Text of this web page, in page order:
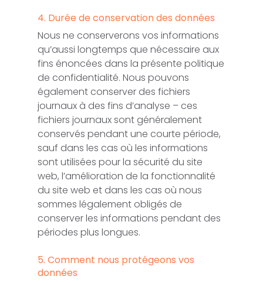
4. Durée de conservation des données
Nous ne conserverons vos informations
qu’aussi longtemps que nécessaire aux
fins énoncées dans la présente politique
de confidentialité. Nous pouvons
également conserver des fichiers
journaux à des fins d’analyse – ces
fichiers journaux sont généralement
conservés pendant une courte période,
sauf dans les cas où les informations
sont utilisées pour la sécurité du site
web, l’amélioration de la fonctionnalité
du site web et dans les cas où nous
sommes légalement obligés de
conserver les informations pendant des
périodes plus longues.
5. Comment nous protégeons vos
données